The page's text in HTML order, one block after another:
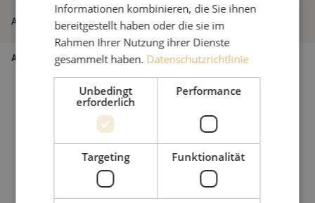
Artikelname
Patchkabel duplex SM, SC/PC-SC/PC,
1.8mm, 4m
Artikel Nummer M20000168
Informationen kombinieren, die Sie ihnen
bereitgestellt haben oder die sie im
Rahmen Ihrer Nutzung ihrer Dienste
gesammelt haben. Datenschutzrichtlinie
Unbedingt
erforderlich
Performance
Targeting Funktionalität